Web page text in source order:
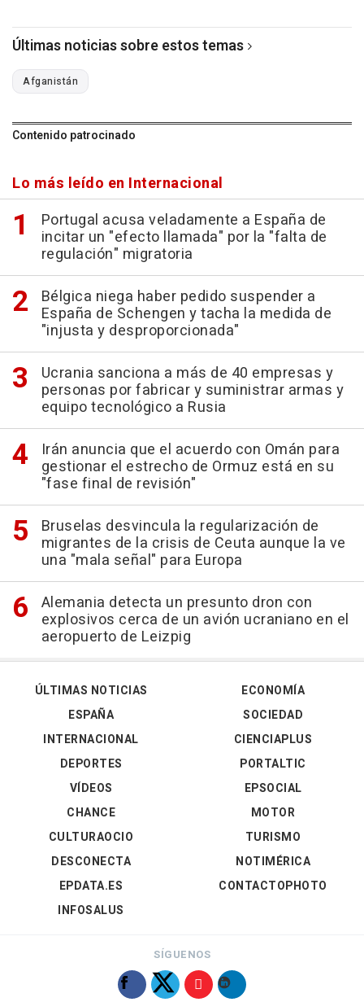
Últimas noticias sobre estos temas
Afganistán
Contenido patrocinado
Lo más leído en Internacional
Portugal acusa veladamente a España de
incitar un "efecto llamada" por la "falta de
regulación" migratoria
Bélgica niega haber pedido suspender a
España de Schengen y tacha la medida de
"injusta y desproporcionada"
Ucrania sanciona a más de 40 empresas y
personas por fabricar y suministrar armas y
equipo tecnológico a Rusia
Irán anuncia que el acuerdo con Omán para
gestionar el estrecho de Ormuz está en su
"fase final de revisión"
Bruselas desvincula la regularización de
migrantes de la crisis de Ceuta aunque la ve
una "mala señal" para Europa
Alemania detecta un presunto dron con
explosivos cerca de un avión ucraniano en el
aeropuerto de Leizpig
ÚLTIMAS NOTICIAS
ESPAÑA
INTERNACIONAL
DEPORTES
VÍDEOS
ECONOMÍA
SOCIEDAD
CIENCIAPLUS
PORTALTIC
EPSOCIAL
CHANCE
CULTURAOCIO
DESCONECTA
EPDATA.ES
INFOSALUS
MOTOR
TURISMO
NOTIMÉRICA
CONTACTOPHOTO
SÍGUENOS